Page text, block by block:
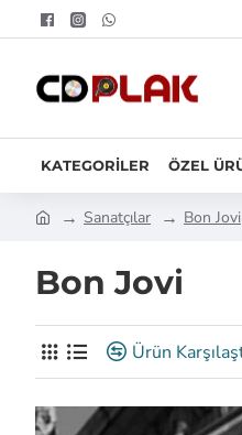
KATEGORILER ÖZEL
Sanatçılar Bon Jovi
Bon Jovi
Ürün